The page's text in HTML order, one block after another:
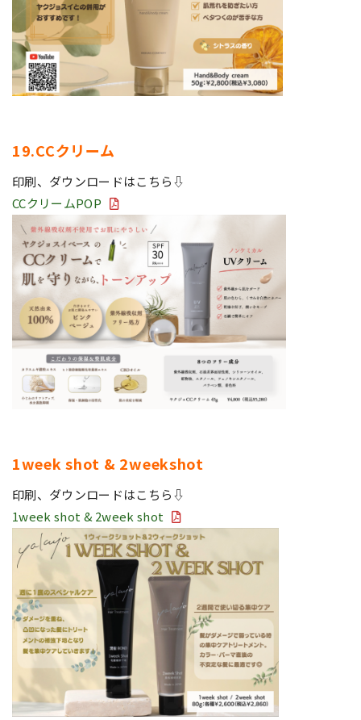
19.CCクリーム
印刷、ダウンロードはこちら⇩
CCクリームPOP
1week shot & 2weekshot
印刷、ダウンロードはこちら⇩
1week shot & 2week shot